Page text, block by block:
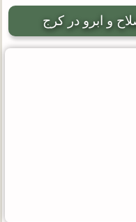
و ابرو در کرج